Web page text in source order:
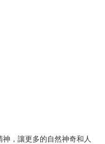
，讓更多的自然神奇和人